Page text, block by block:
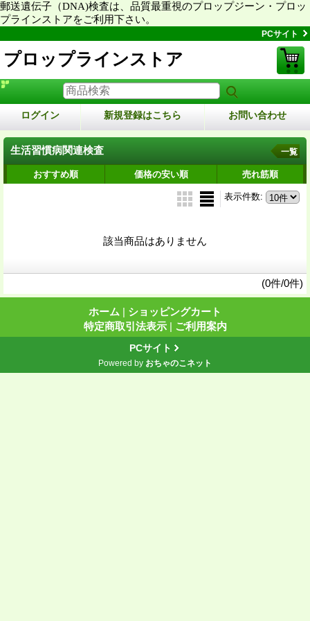
郵送遺伝子（DNA)検査は、品質最重視のプロップジーン・プロッ
プラインストアをご利用下さい。
PCサイト
プロップラインストア
ログイン 新規登録はこちら お問い合わせ
生活習慣病関連検査 一覧
おすすめ順 価格の安い順 売れ筋順
表示件数:
該当商品はありません
(0件/0件)
ホーム | ショッピングカート
特定商取引法表示 | ご利用案内
PCサイト
Powered by おちゃのこネット